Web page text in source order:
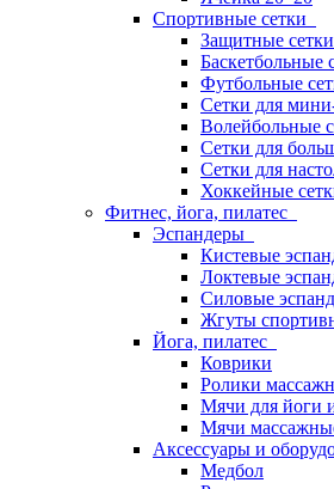
Спортивные сетки
Защитные
Баскетбольные
Футбольные
Сетки для
Волейбольные
Сетки для
Сетки для
Хоккейные
Фитнес, йога, пилатес
Эспандеры
Кистевые
Локтевые
Силовые
Жгуты
Йога, пилатес
Коврики
Ролики
Мячи для йоги
Мячи
Аксессуары и
Медбол